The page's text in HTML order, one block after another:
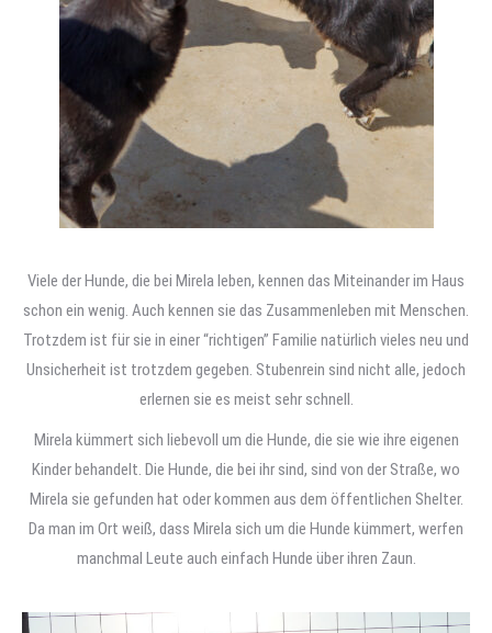
Viele der Hunde, die bei Mirela leben, kennen das Miteinander im Haus
schon ein wenig. Auch kennen sie das Zusammenleben mit Menschen.
Trotzdem ist für sie in einer “richtigen” Familie natürlich vieles neu und
Unsicherheit ist trotzdem gegeben. Stubenrein sind nicht alle, jedoch
erlernen sie es meist sehr schnell.
Mirela kümmert sich liebevoll um die Hunde, die sie wie ihre eigenen
Kinder behandelt. Die Hunde, die bei ihr sind, sind von der Straße, wo
Mirela sie gefunden hat oder kommen aus dem öffentlichen Shelter.
Da man im Ort weiß, dass Mirela sich um die Hunde kümmert, werfen
manchmal Leute auch einfach Hunde über ihren Zaun.